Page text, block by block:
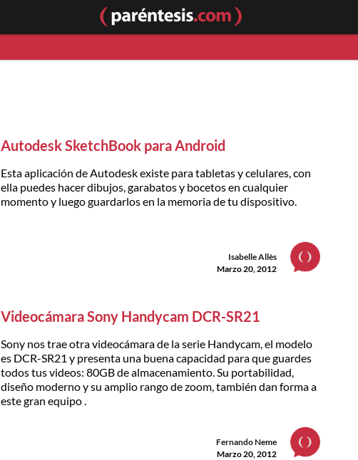
Autodesk SketchBook para Android
Esta aplicación de Autodesk existe para tabletas y celulares, con
ella puedes hacer dibujos, garabatos y bocetos en cualquier
momento y luego guardarlos en la memoria de tu dispositivo.
Isabelle Allès
Marzo 20, 2012
Videocámara Sony Handycam DCR-SR21
Sony nos trae otra videocámara de la serie Handycam, el modelo
es DCR-SR21 y presenta una buena capacidad para que guardes
todos tus videos: 80GB de almacenamiento. Su portabilidad,
diseño moderno y su amplio rango de zoom, también dan forma a
este gran equipo .
Fernando Neme
Marzo 20, 2012